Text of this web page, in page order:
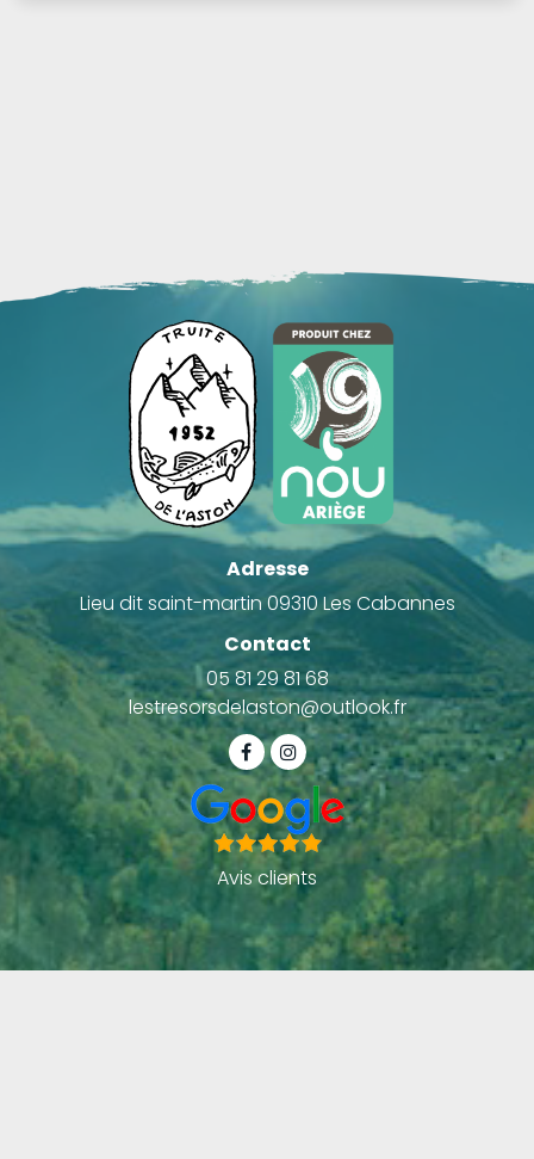
Adresse
Lieu dit saint-martin 09310 Les Cabannes
Contact
05 81 29 81 68
lestresorsdelaston@outlook.fr
Avis clients